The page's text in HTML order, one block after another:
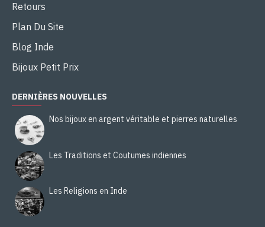
Retours
Plan Du Site
Blog Inde
Bijoux Petit Prix
DERNIÈRES NOUVELLES
Nos bijoux en argent véritable et pierres naturelles
Les Traditions et Coutumes indiennes
Les Religions en Inde